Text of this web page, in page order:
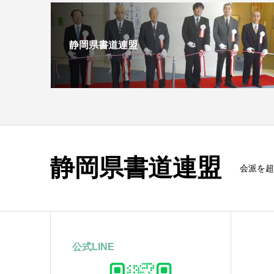
静岡県書道連盟
静岡県書道連盟 会派を
公式LINE